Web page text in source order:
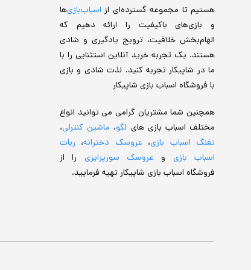
هستیم تا مجموعه گسترده‌ای از اسباب‌بازی‌ها
و بازی‌های باکیفیت را ارائه دهیم که
الهام‌بخش خلاقیت، ترویج یادگیری و شادی
هستند. یک تجربه خرید آنلاین استثنایی را با
ما در شاپیکار تجربه کنید. لذت شادی و بازی
با فروشگاه اسباب بازی شاپیکار
همچنین شما مشتریان گرامی می توانید انواع
مختلف اسباب بازی های لگو، ماشین کنترلی،
تفنگ اسباب بازی، عروسک دخترانه، ربات
اسباب بازی و عروسک سورپرایزی را از
فروشگاه اسباب بازی شاپیکار تهیه فرمایید.